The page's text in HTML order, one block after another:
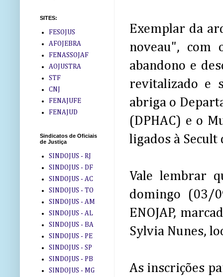
Exemplar da
noveau", com
abandono e
revitalizado e
abriga o
(DPHAC) e o
ligados à Secult
Vale lembrar
domingo (03/
ENOJAP,
Sylvia Nunes,
As inscrições
SITES:
FESOJUS
AFOJEBRA
FENASSOJAF
AOJUSTRA
STF
CNJ
FENAJUFE
FENAJUD
Sindicatos de Oficiais
de Justiça
SINDOJUS - RJ
SINDOJUS - DF
SINDOJUS - AC
SINDOJUS - TO
SINDOJUS - AM
SINDOJUS - AL
SINDOJUS - BA
SINDOJUS - PE
SINDOJUS - SP
SINDOJUS - PB
SINDOJUS - MG